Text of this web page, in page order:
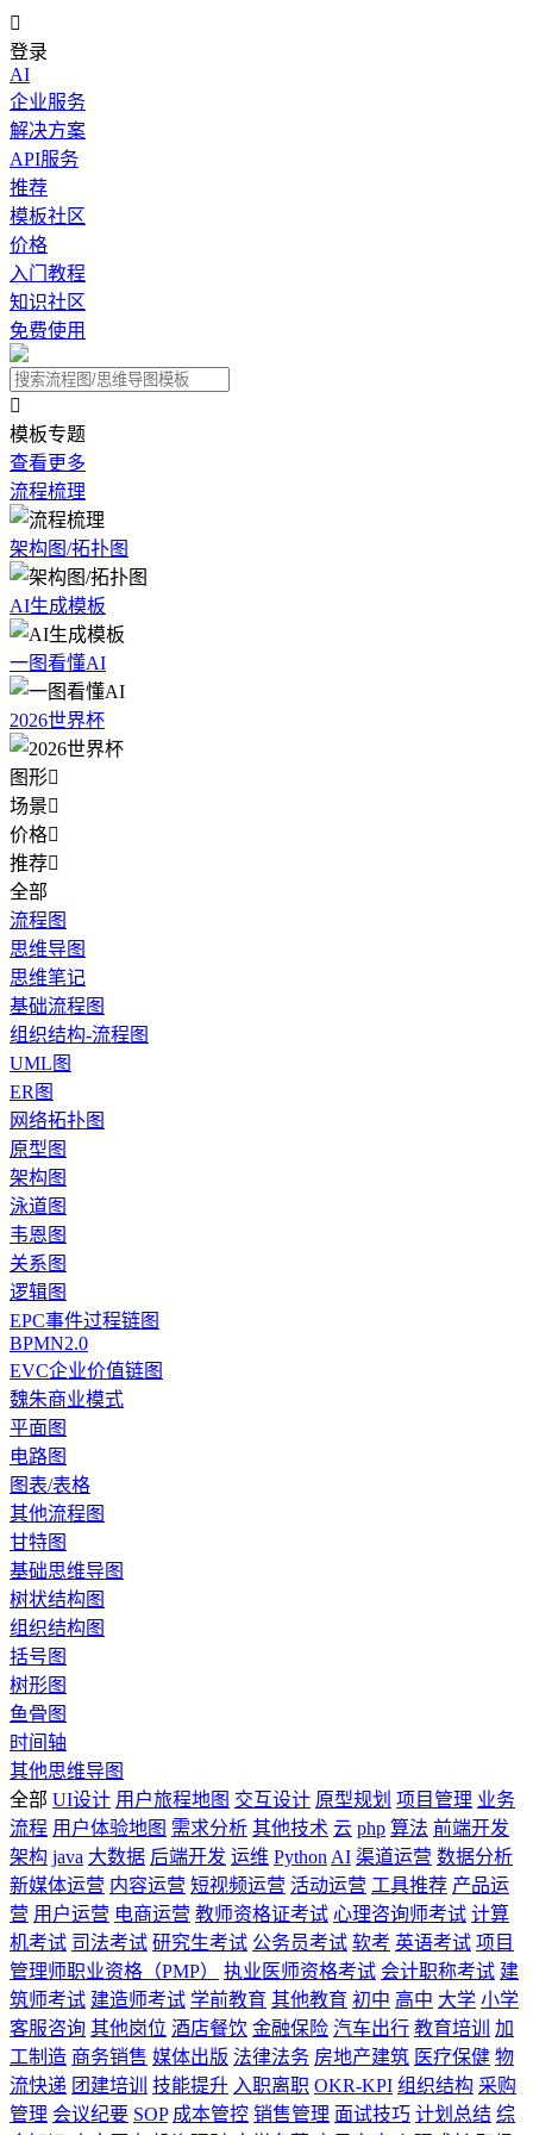

登录
AI
企业服务
解决方案
API服务
推荐
模板社区
价格
入门教程
知识社区
免费使用

模板专题
查看更多
流程梳理
架构图/拓扑图
AI生成模板
一图看懂AI
2026世界杯
图形
场景
价格
推荐
全部
流程图
思维导图
思维笔记
基础流程图
组织结构-流程图
UML图
ER图
网络拓扑图
原型图
架构图
泳道图
韦恩图
关系图
逻辑图
EPC事件过程链图
BPMN2.0
EVC企业价值链图
魏朱商业模式
平面图
电路图
图表/表格
其他流程图
甘特图
基础思维导图
树状结构图
组织结构图
括号图
树形图
鱼骨图
时间轴
其他思维导图
全部 UI设计 用户旅程地图 交互设计 原型规划 项目管理 业务
流程 用户体验地图 需求分析 其他技术 云 php 算法 前端开发
架构 java 大数据 后端开发 运维 Python AI 渠道运营 数据分析
新媒体运营 内容运营 短视频运营 活动运营 工具推荐 产品运
营 用户运营 电商运营 教师资格证考试 心理咨询师考试 计算
机考试 司法考试 研究生考试 公务员考试 软考 英语考试 项目
管理师职业资格（PMP）
执业医师资格考试 会计职称考试 建
筑师考试 建造师考试 学前教育 其他教育 初中 高中 大学 小学
客服咨询 其他岗位 酒店餐饮 金融保险 汽车出行 教育培训
加
工制造 商务销售 媒体出版 法律法务 房地产建筑 医疗保健 物
流快递 团建培训 技能提升 入职离职 OKR-KPI 组织结构 采购
管理 会议纪要 SOP 成本管控 销售管理 面试技巧 计划总结 综